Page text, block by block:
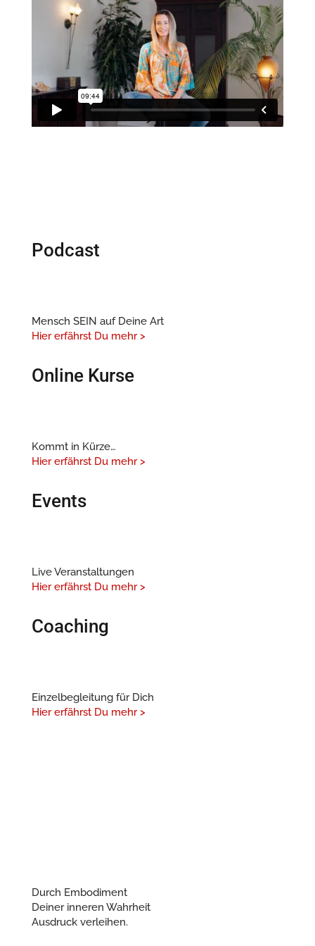
Podcast
Mensch SEIN auf Deine Art
Hier erfährst Du mehr >
Online Kurse
Kommt in Kürze…
Hier erfährst Du mehr >
Events
Live Veranstaltungen
Hier erfährst Du mehr >
Coaching
Einzelbegleitung für Dich
Hier erfährst Du mehr >
Durch Embodiment
Deiner inneren Wahrheit
Ausdruck verleihen.